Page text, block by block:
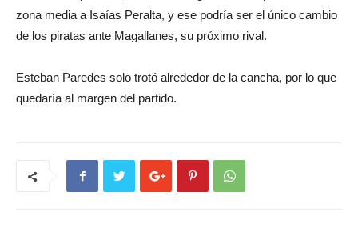
zona media a Isaías Peralta, y ese podría ser el único cambio
de los piratas ante Magallanes, su próximo rival.
Esteban Paredes solo trotó alrededor de la cancha, por lo que
quedaría al margen del partido.